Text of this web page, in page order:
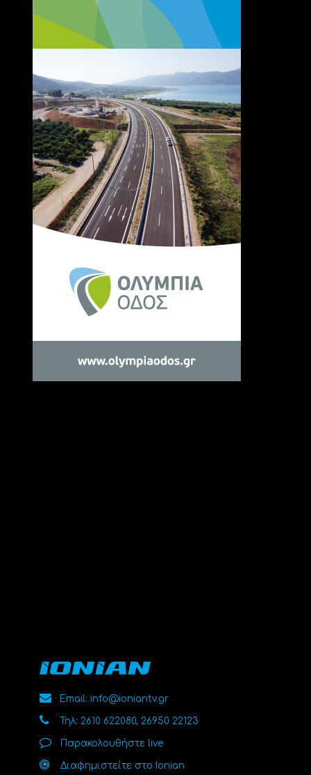
Email: info@ioniantv.gr
Τηλ: 2610 622080, 26950 22123
Παρακολουθήστε live
Διαφημιστείτε στο Ionian